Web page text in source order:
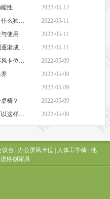
性
2022-05-12
2022-05-11
使用
2022-05-11
·合肥办公家具-人体工效学办公家具定制逐渐成为新潮流
2022-05-11
2022-05-09
养
2022-05-09
2022-05-09
椅？
2022-05-09
·北京办公家具定制-深圳办公工位定制可以这样操作
2022-05-09
议台 | 办公屏风卡位 | 人体工学椅| 他
格创家具